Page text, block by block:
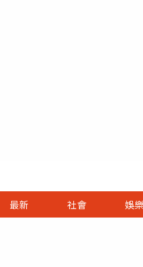
最新 社會 娛樂
娛樂首頁
即時
財經首頁
熱線
政